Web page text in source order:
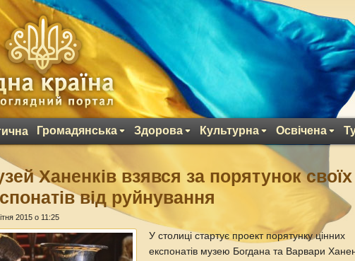
Громадянська Здорова Культурна Освічена
Ханенків взявся за порятунок своїх
від руйнування
2015 о 11:25
У столиці стартує проект порятунку цінних
експонатів музею Богдана та Варвари